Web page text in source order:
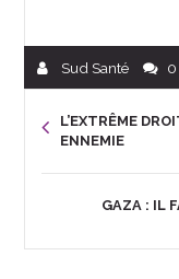
Sud Santé 0
L’EXTRÊME
ENNEMIE
GAZA : IL